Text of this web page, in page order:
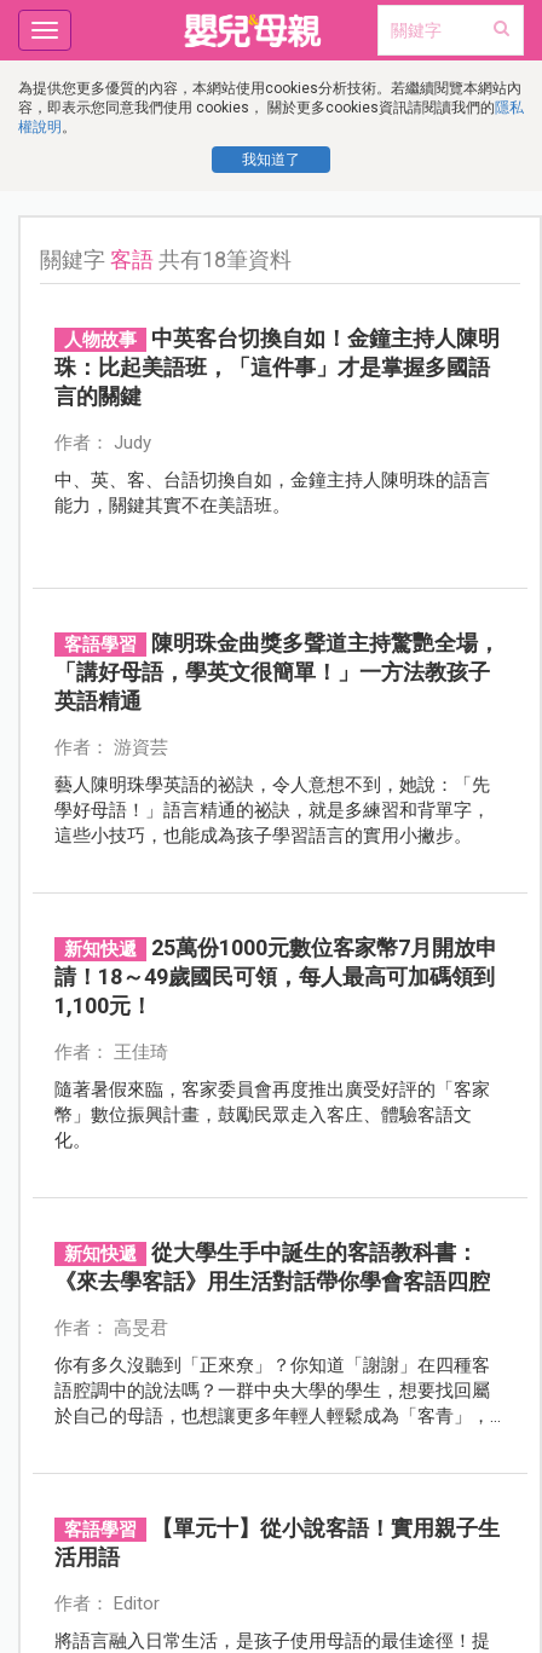
為提供您更多優質的內容，本網站使用cookies分析技術。若繼續閱覽本網站內
容，即表示您同意我們使用 cookies， 關於更多cookies資訊請閱讀我們的隱私
權說明 。
我知道了
Toggle
navigation
關鍵字客語共有18筆資料
人物故事
中英客台切換自如！金鐘主持人陳明
珠：比起美語班，「這件事」才是掌握多國語
言的關鍵
作者： Judy
中、英、客、台語切換自如，金鐘主持人陳明珠的語言
能力，關鍵其實不在美語班。
客語學習
陳明珠金曲獎多聲道主持驚艷全場，
「講好母語，學英文很簡單！」一方法教孩子
英語精通
作者： 游資芸
藝人陳明珠學英語的祕訣，令人意想不到，她說：「先
學好母語！」語言精通的祕訣，就是多練習和背單字，
這些小技巧，也能成為孩子學習語言的實用小撇步。
新知快遞
25萬份1000元數位客家幣7月開放申
請！18～49歲國民可領，每人最高可加碼領到
1,100元！
作者： 王佳琦
隨著暑假來臨，客家委員會再度推出廣受好評的「客家
幣」數位振興計畫，鼓勵民眾走入客庄、體驗客語文
化。
新知快遞
從大學生手中誕生的客語教科書：
《來去學客話》用生活對話帶你學會客語四腔
作者： 高旻君
你有多久沒聽到「正來尞」？你知道「謝謝」在四種客
語腔調中的說法嗎？一群中央大學的學生，想要找回屬
於自己的母語，也想讓更多年輕人輕鬆成為「客青」，
客語學習
【單元十】從小說客語！實用親子生
活用語
作者： Editor
將語言融入日常生活，是孩子使用母語的最佳途徑！提